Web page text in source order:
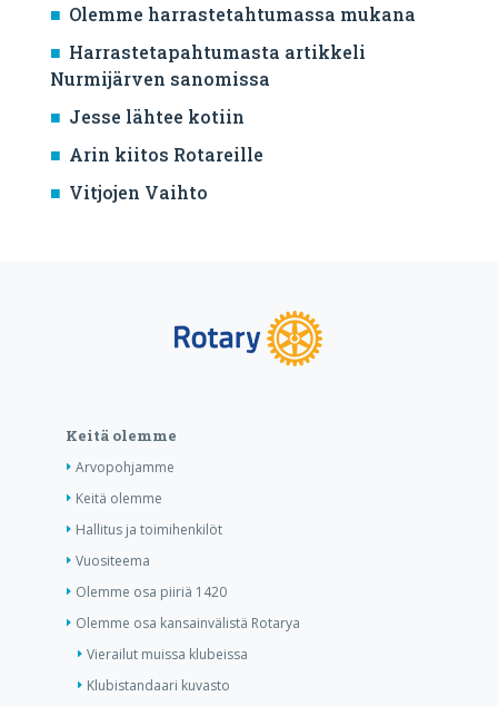
Olemme harrastetahtumassa mukana
Harrastetapahtumasta artikkeli
Nurmijärven sanomissa
Jesse lähtee kotiin
Arin kiitos Rotareille
Vitjojen Vaihto
Keitä olemme
Arvopohjamme
Keitä olemme
Hallitus ja toimihenkilöt
Vuositeema
Olemme osa piiriä 1420
Olemme osa kansainvälistä Rotarya
Vierailut muissa klubeissa
Klubistandaari kuvasto